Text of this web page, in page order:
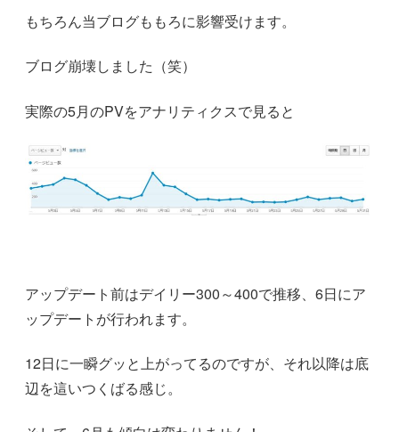
もちろん当ブログももろに影響受けます。
ブログ崩壊しました（笑）
実際の5月のPVをアナリティクスで見ると
アップデート前はデイリー300～400で推移、6日にア
ップデートが行われます。
12日に一瞬グッと上がってるのですが、それ以降は底
辺を這いつくばる感じ。